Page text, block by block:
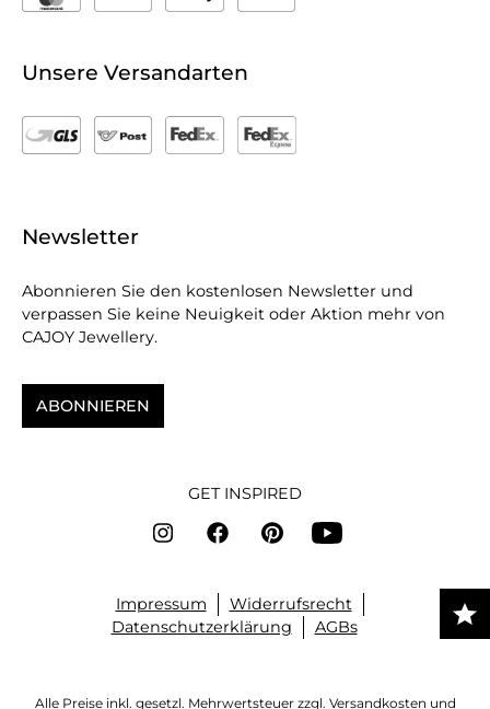
Unsere Versandarten
Newsletter
Abonnieren Sie den kostenlosen Newsletter und
verpassen Sie keine Neuigkeit oder Aktion mehr von
CAJOY Jewellery.
ABONNIEREN
GET INSPIRED
Impressum
Widerrufsrecht
Datenschutzerklärung
AGBs
Alle Preise inkl. gesetzl. Mehrwertsteuer zzgl. Versandkosten und